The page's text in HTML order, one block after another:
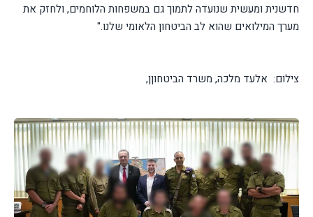
חדשנית ומעשית שנועדה לתמוך גם במשפחות הלוחמים, ולחזק את
מערך המילואים שהוא לב הביטחון הלאומי שלנו."
צילום: אלעד מלכה, משרד הביטחוןן,